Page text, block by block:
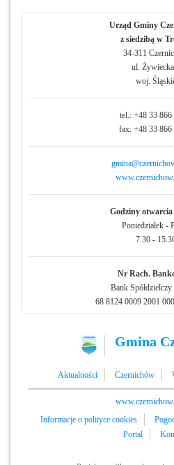
Urząd Gminy
z siedzibą w
34-311
ul.
woj.
tel.: +48 33 866
fax: +48 33 866
Godziny
Poniedziałek -
7.30 -
Nr Rach.
Bank
68 8124 0009 2001
Gmina
Aktualności Czernichów
Informacje o polityce cookies
Portal